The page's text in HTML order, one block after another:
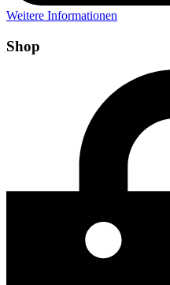
Weitere Informationen
Shop